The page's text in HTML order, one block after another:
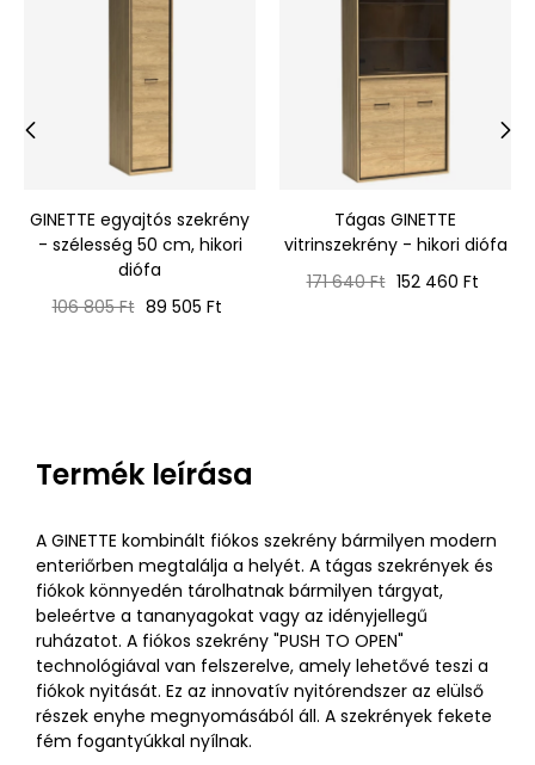
GINETTE egyajtós szekrény
- szélesség 50 cm, hikori
diófa
Normál
106 805 Ft Ár
89 505 Ft
Tágas GINETTE
vitrinszekrény - hikori diófa
Normál
171 640 Ft Ár
152 460 Ft
Termék leírása
A GINETTE kombinált fiókos szekrény bármilyen modern
enteriőrben megtalálja a helyét. A tágas szekrények és
fiókok könnyedén tárolhatnak bármilyen tárgyat,
beleértve a tananyagokat vagy az idényjellegű
ruházatot. A fiókos szekrény "PUSH TO OPEN"
technológiával van felszerelve, amely lehetővé teszi a
fiókok nyitását. Ez az innovatív nyitórendszer az elülső
részek enyhe megnyomásából áll. A szekrények fekete
fém fogantyúkkal nyílnak.